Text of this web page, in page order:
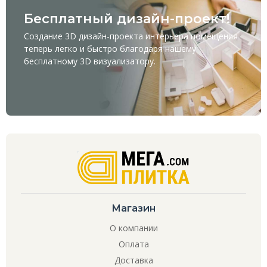
Бесплатный дизайн-проект!
Создание 3D дизайн-проекта интерьера помещения
теперь легко и быстро благодаря нашему
бесплатному 3D визуализатору.
Магазин
О компании
Оплата
Доставка